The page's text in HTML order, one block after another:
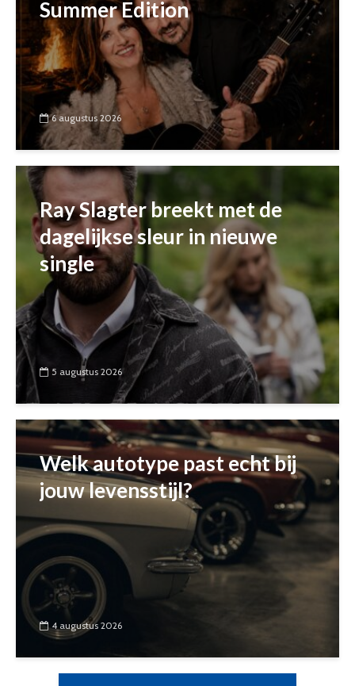
Summer Edition
6 augustus 2026
Ray Slagter breekt met de
dagelijkse sleur in nieuwe
single
5 augustus 2026
Welk autotype past echt bij
jouw levensstijl?
4 augustus 2026